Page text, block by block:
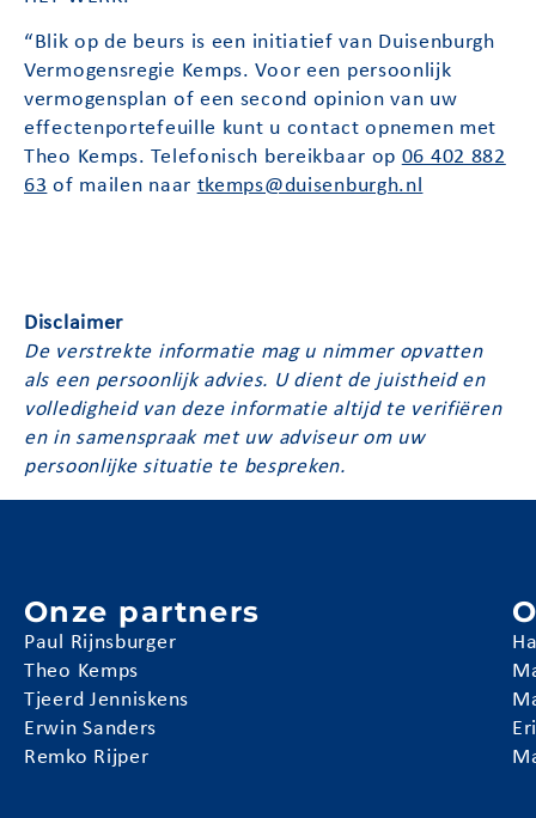
“Blik op de beurs is een initiatief van Duisenburgh
Vermogensregie Kemps. Voor een persoonlijk
vermogensplan of een second opinion van uw
effectenportefeuille kunt u contact opnemen met
Theo Kemps. Telefonisch bereikbaar op 06 402 882
63 of mailen naar tkemps@duisenburgh.nl
Disclaimer
De verstrekte informatie mag u nimmer opvatten
als een persoonlijk advies. U dient de juistheid en
volledigheid van deze informatie altijd te verifiëren
en in samenspraak met uw adviseur om uw
persoonlijke situatie te bespreken.
Onze partners
Paul Rijnsburger
Theo Kemps
Tjeerd Jenniskens
Erwin Sanders
Remko Rijper